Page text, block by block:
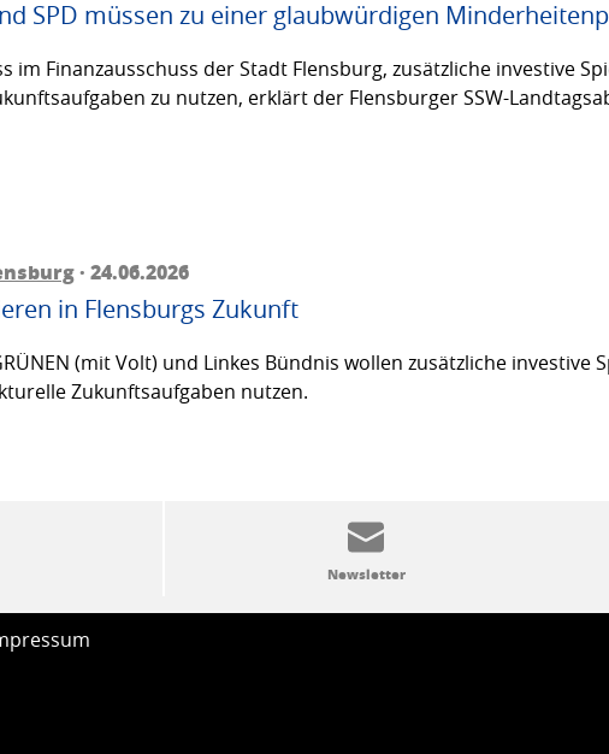
SPD müssen zu einer glaubwürdigen
im Finanzausschuss der Stadt Flensburg, zusätzliche investive
zu nutzen, erklärt der Flensburger SSW-
· 24.06.2026
in Flensburgs Zukunft
(mit Volt) und Linkes Bündnis wollen zusätzliche investive
Zukunftsaufgaben nutzen.